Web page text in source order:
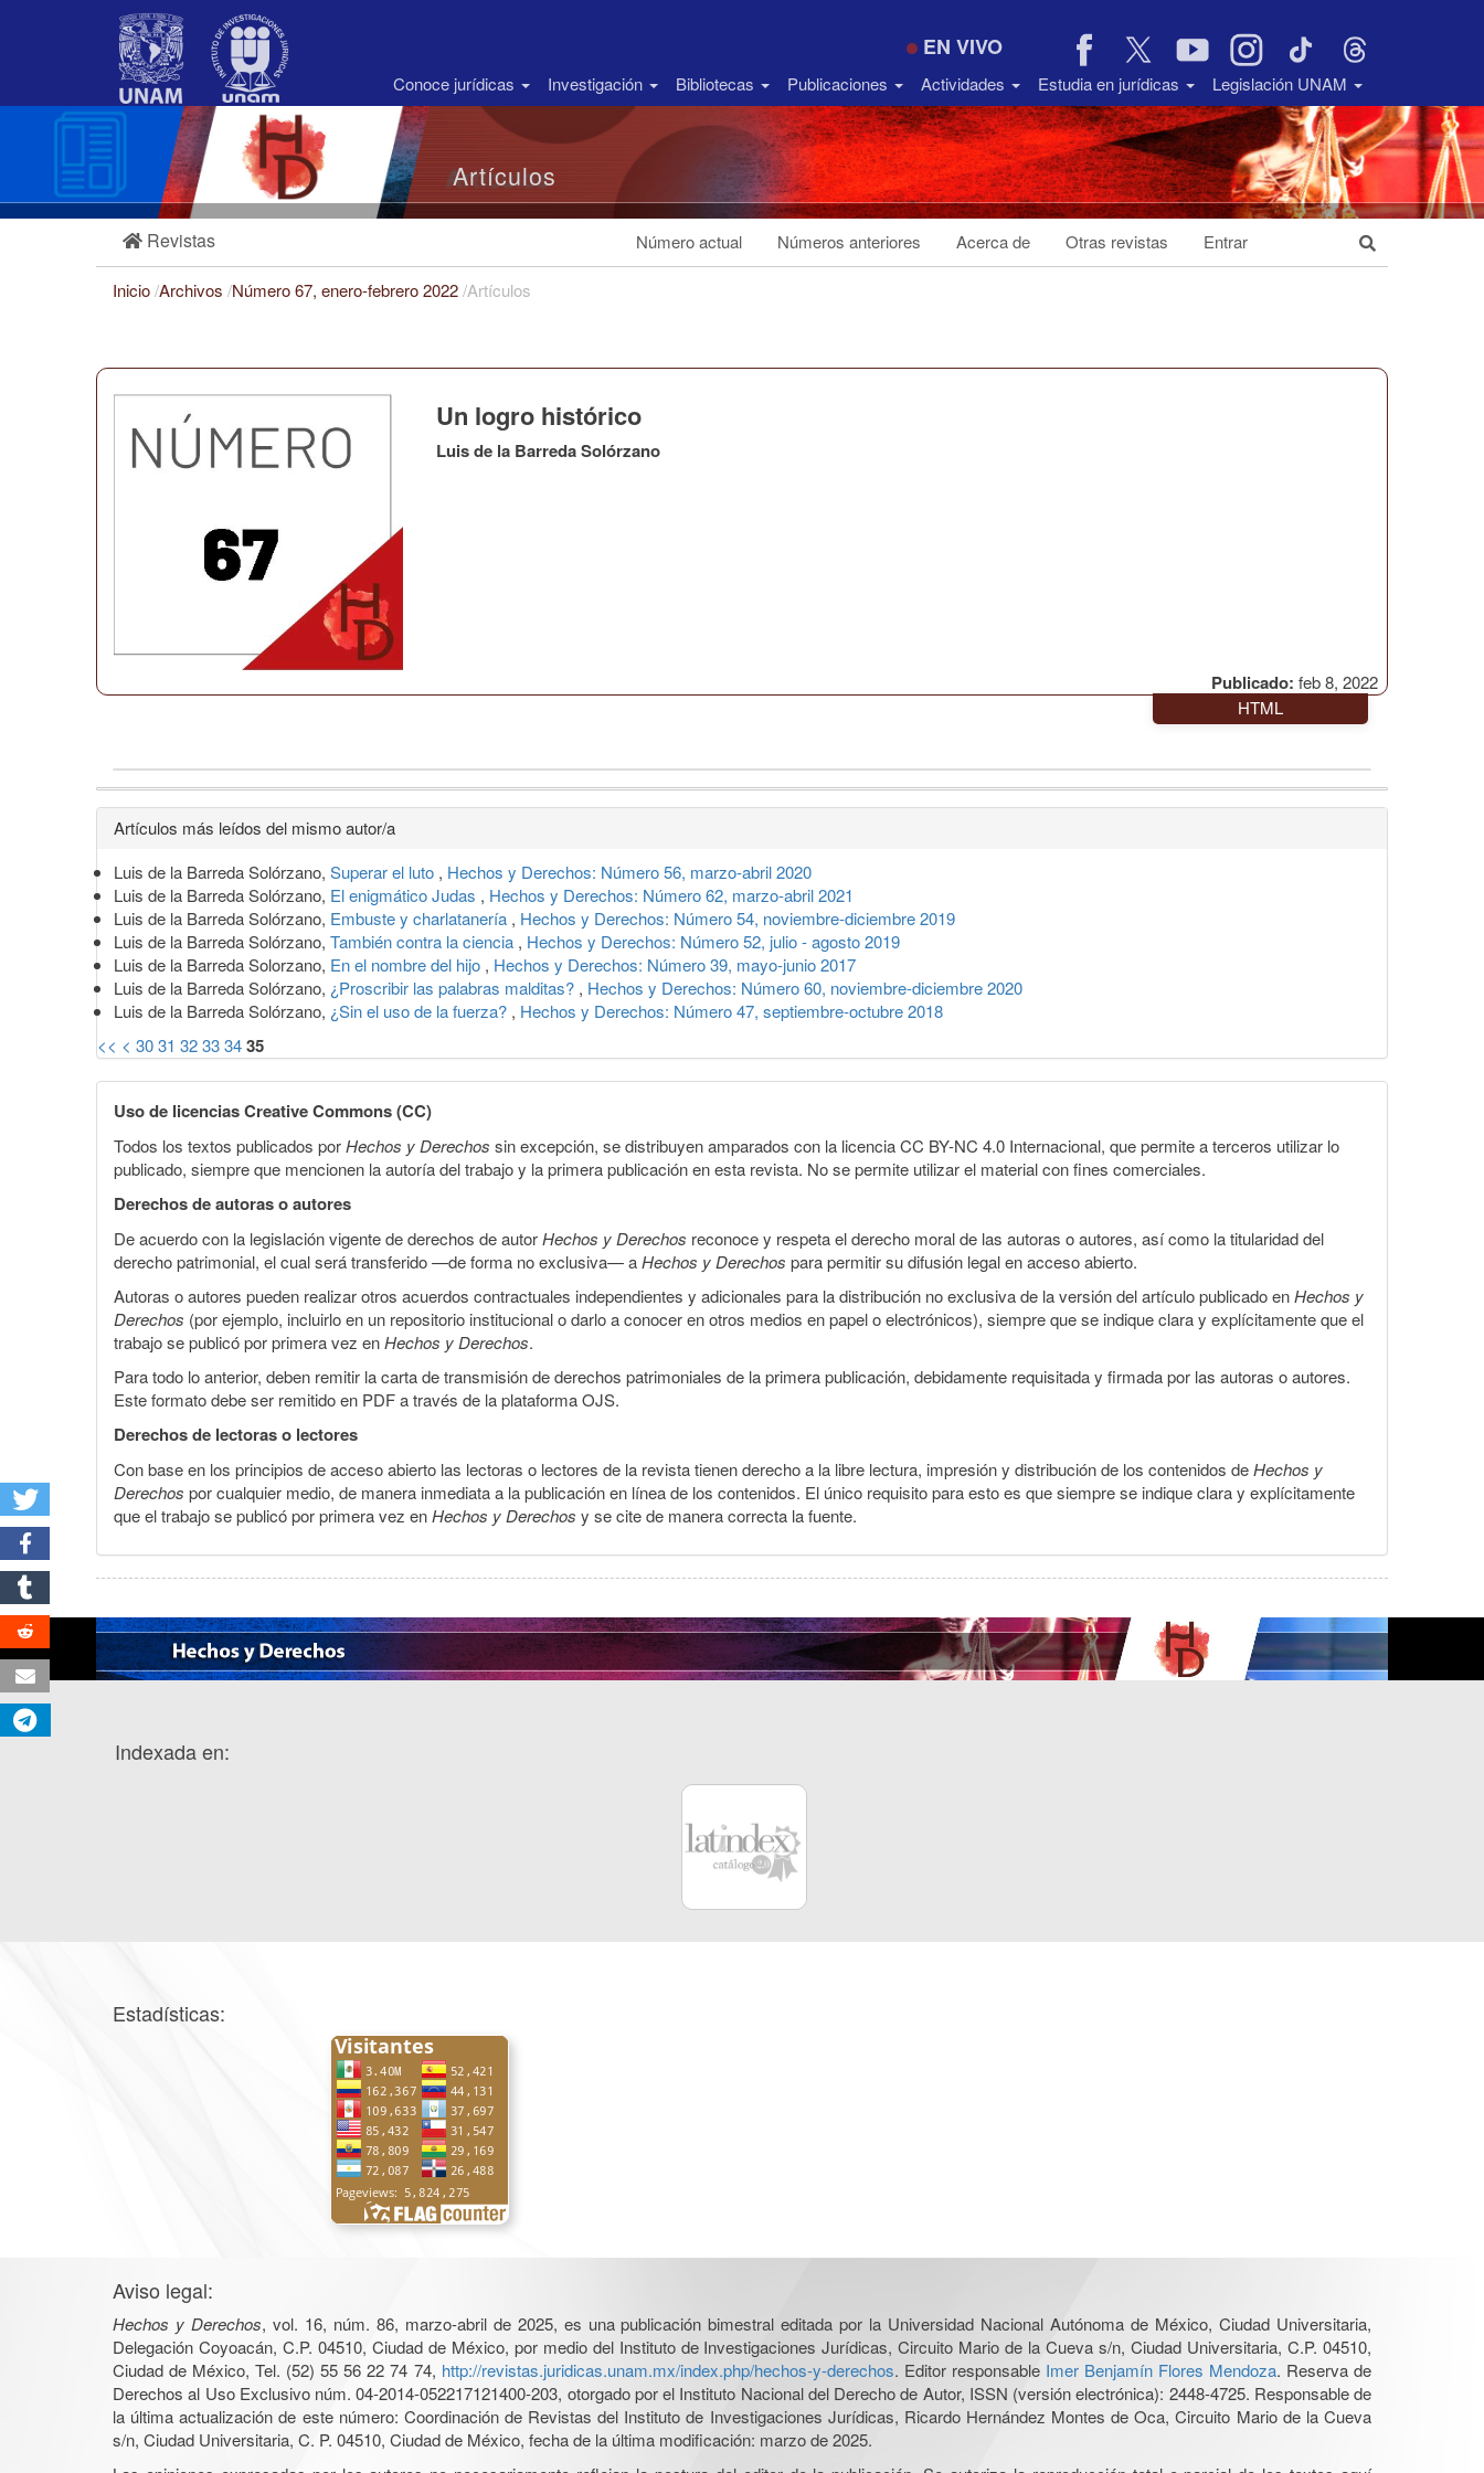
Barra
EN VIVO
Conoce jurídicas Investigación Bibliotecas Publicaciones Actividades Estudia en jurídicas Legislación UNAM
Artículos
Revistas Número actual Números anteriores Acerca de Otras revistas Entrar
Inicio/Archivos /Número 67, enero-febrero 2022/Artículos
Publicado: feb 8, 2022
Un logro histórico
Luis de la Barreda Solórzano
HTML
Detalles
del
artículo
Artículos más leídos del mismo autor/a
Luis de la Barreda Solórzano, Superar el luto , Hechos y Derechos: Número 56, marzo-abril 2020
Luis de la Barreda Solórzano, El enigmático Judas , Hechos y Derechos: Número 62, marzo-abril 2021
Luis de la Barreda Solórzano, Embuste y charlatanería , Hechos y Derechos: Número 54, noviembre-diciembre 2019
Luis de la Barreda Solórzano, También contra la ciencia , Hechos y Derechos: Número 52, julio - agosto 2019
Luis de la Barreda Solorzano, En el nombre del hijo , Hechos y Derechos: Número 39, mayo-junio 2017
Luis de la Barreda Solórzano, ¿Proscribir las palabras malditas? , Hechos y Derechos: Número 60, noviembre-diciembre 2020
Luis de la Barreda Solórzano, ¿Sin el uso de la fuerza? , Hechos y Derechos: Número 47, septiembre-octubre 2018
<< < 3031 32333435
Uso de licencias Creative Commons (CC)
Todos los textos publicados porHechos y Derechos sin excepción, se distribuyen amparados con la licencia CC BY-NC 4.0 Internacional, que permite a terceros utilizar lo
publicado, siempre que mencionen la autoría del trabajo y la primera publicación en esta revista. No se permite utilizar el material con fines comerciales.
Derechos de autoras o autores
De acuerdo con la legislación vigente de derechos de autorHechos y Derechos reconoce y respeta el derecho moral de las autoras o autores, así como la titularidad del
derecho patrimonial, el cual será transferido —de forma no exclusiva— aHechos y Derechos para permitir su difusión legal en acceso abierto.
Autoras o autores pueden realizar otros acuerdos contractuales independientes y adicionales para la distribución no exclusiva de la versión del artículo publicado enHechos y
Derechos (por ejemplo, incluirlo en un repositorio institucional o darlo a conocer en otros medios en papel o electrónicos), siempre que se indique clara y explícitamente que el
trabajo se publicó por primera vez enHechos y Derechos.
Para todo lo anterior, deben remitir la carta de transmisión de derechos patrimoniales de la primera publicación, debidamente requisitada y firmada por las autoras o autores.
Este formato debe ser remitido en PDF a través de la plataforma OJS.
Derechos de lectoras o lectores
Con base en los principios de acceso abierto las lectoras o lectores de la revista tienen derecho a la libre lectura, impresión y distribución de los contenidos deHechos y
Derechos por cualquier medio, de manera inmediata a la publicación en línea de los contenidos. El único requisito para esto es que siempre se indique clara y explícitamente
que el trabajo se publicó por primera vez enHechos y Derechos y se cite de manera correcta la fuente.
Indexada en:
Estadísticas:
Aviso legal:
Hechos y Derechos, vol. 16, núm. 86, marzo-abril de 2025, es una publicación bimestral editada por la Universidad Nacional Autónoma de México, Ciudad Universitaria,
Delegación Coyoacán, C.P. 04510, Ciudad de México, por medio del Instituto de Investigaciones Jurídicas, Circuito Mario de la Cueva s/n, Ciudad Universitaria, C.P. 04510,
Ciudad de México, Tel. (52) 55 56 22 74 74, http://revistas.juridicas.unam.mx/index.php/hechos-y-derechos. Editor responsable Imer Benjamín Flores Mendoza. Reserva de
Derechos al Uso Exclusivo núm. 04-2014-052217121400-203, otorgado por el Instituto Nacional del Derecho de Autor, ISSN (versión electrónica): 2448-4725. Responsable de
la última actualización de este número: Coordinación de Revistas del Instituto de Investigaciones Jurídicas, Ricardo Hernández Montes de Oca, Circuito Mario de la Cueva
s/n, Ciudad Universitaria, C. P. 04510, Ciudad de México, fecha de la última modificación: marzo de 2025.